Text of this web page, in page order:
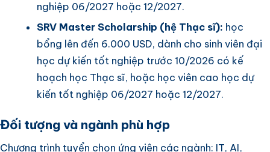
nghiệp 06/2027 hoặc 12/2027.
SRV Master Scholarship (hệ Thạc sĩ): học
bổng lên đến 6.000 USD, dành cho sinh viên đại
học dự kiến tốt nghiệp trước 10/2026 có kế
hoạch học Thạc sĩ, hoặc học viên cao học dự
kiến tốt nghiệp 06/2027 hoặc 12/2027.
Đối tượng và ngành phù hợp
Chương trình tuyển chọn ứng viên các ngành: IT, AI,